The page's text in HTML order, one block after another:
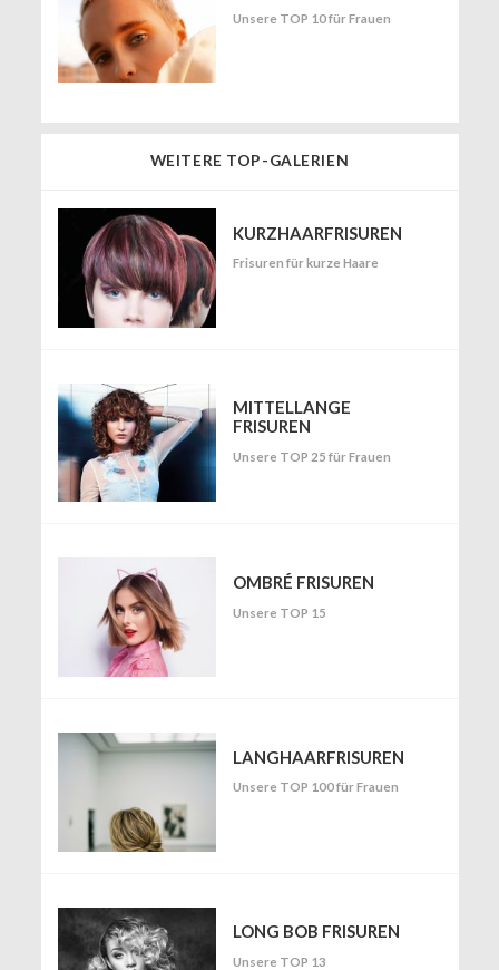
Unsere TOP 10 für Frauen
WEITERE TOP-GALERIEN
KURZHAARFRISUREN
Frisuren für kurze Haare
MITTELLANGE
FRISUREN
Unsere TOP 25 für Frauen
OMBRÉ FRISUREN
Unsere TOP 15
LANGHAARFRISUREN
Unsere TOP 100 für Frauen
LONG BOB FRISUREN
Unsere TOP 13